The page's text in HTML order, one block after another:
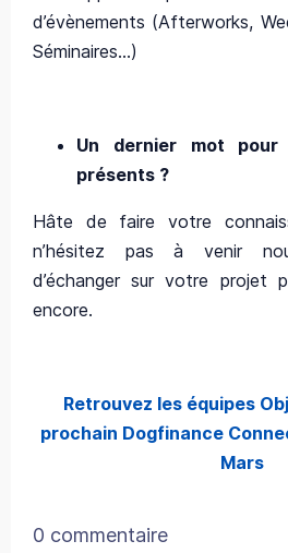
d’évènements (Afterworks,
Séminaires…)
Un dernier mot
présents ?
Hâte de faire votre
n’hésitez pas à venir
d’échanger sur votre projet
encore.
Retrouvez les équipes
prochain Dogfinance
Mars
0 commentaire